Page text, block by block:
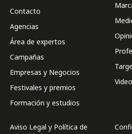
Contacto
Agencias
Área de expertos
Campañas
Empresas y Negocios
Festivales y premios
Formación y estudios
Aviso Legal y Política de